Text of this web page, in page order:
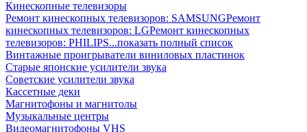
Кинескопные телевизоры
Ремонт кинескопных телевизоров: SAMSUNGРемонт
кинескопных телевизоров: LGРемонт кинескопных
телевизоров: PHILIPS...показать полный список
Винтажные проигрыватели виниловых пластинок
Старые японские усилители звука
Советские усилители звука
Кассетные деки
Магнитофоны и магнитолы
Музыкальные центры
Видеомагнитофоны VHS